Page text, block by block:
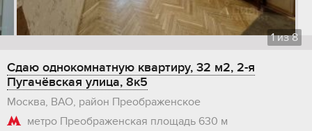
1из8
Сдаю однокомнатную квартиру, 32 м2, 2-я
Пугачёвская улица, 8к5
Москва, ВАО, район Преображенское
метро Преображенская площадь 630 м